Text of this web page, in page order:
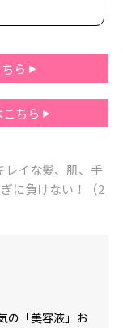
ら
ちら
レイな髪、肌、手
に負けない！（2
の「美容液」お